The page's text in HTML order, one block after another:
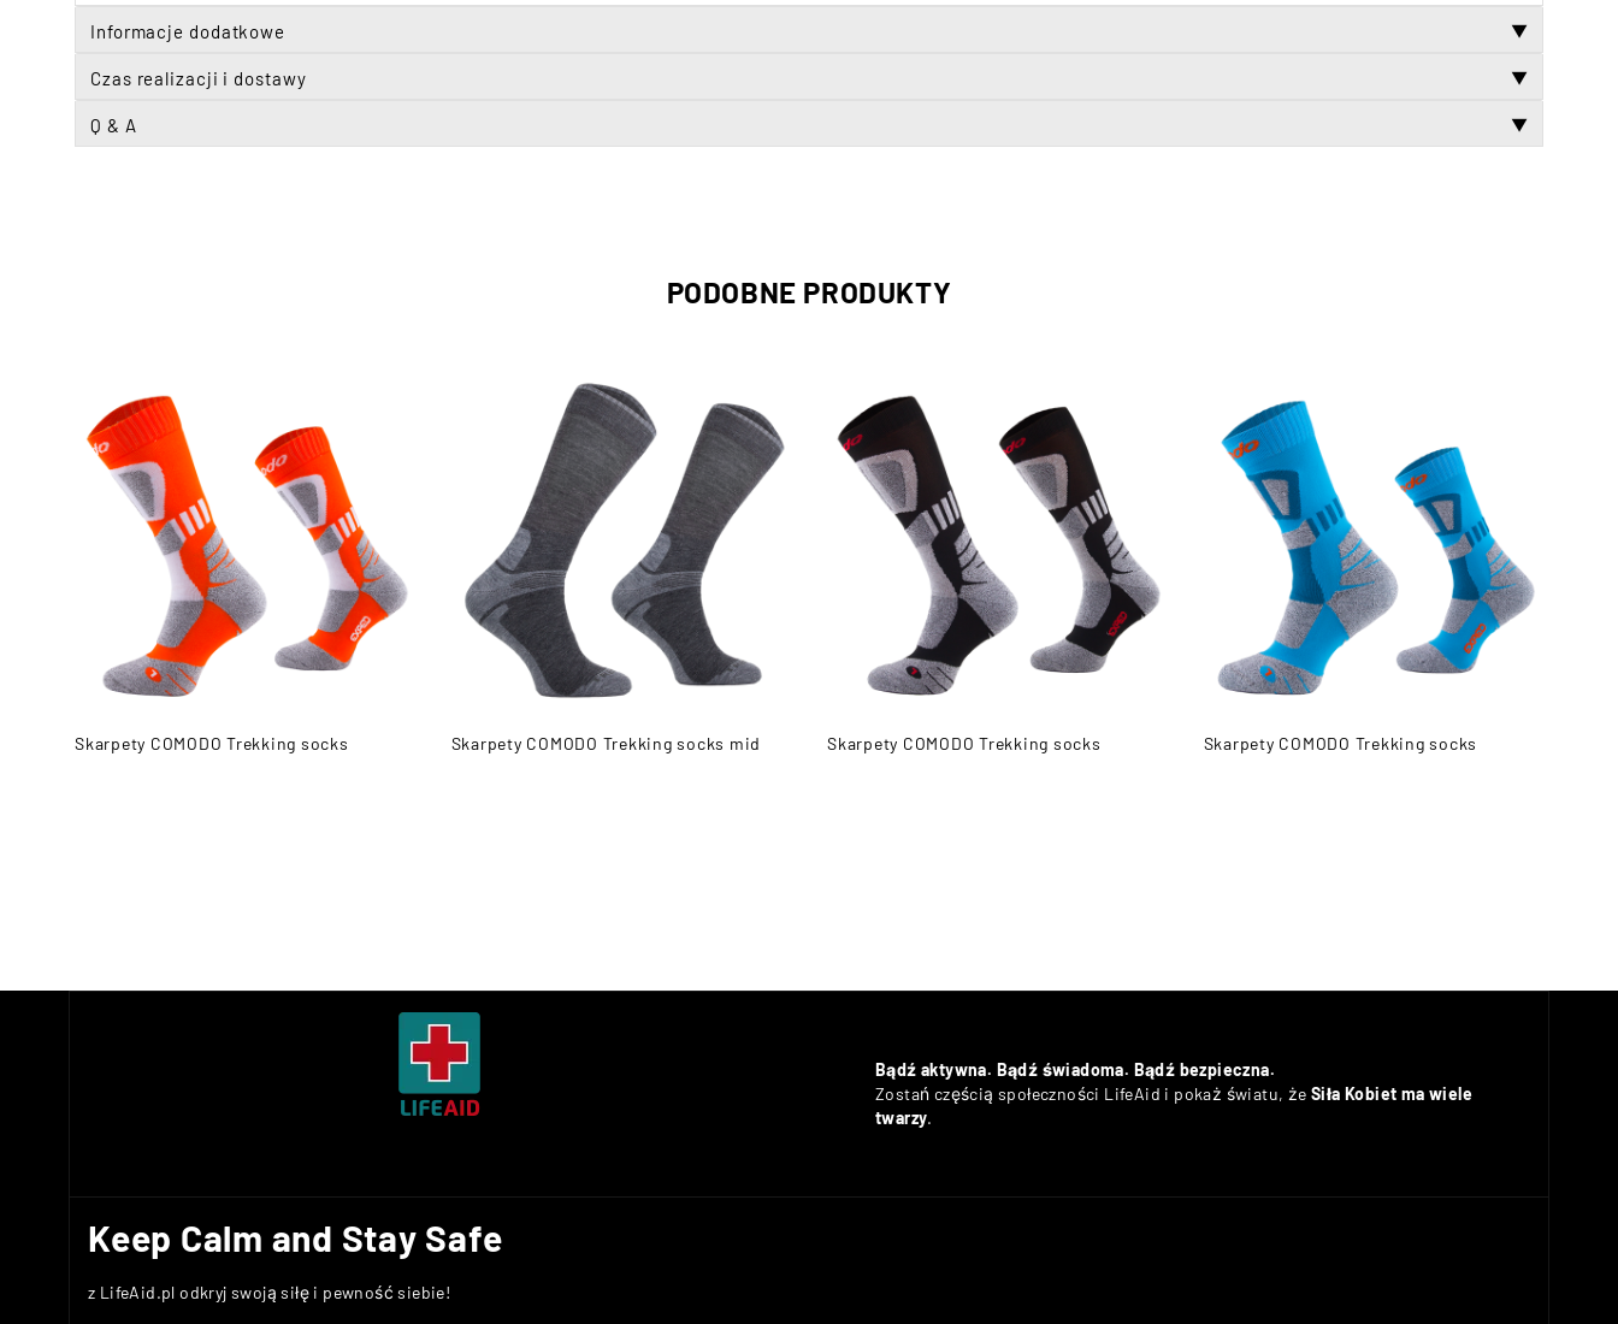
Informacje dodatkowe ▼
Czas realizacji i dostawy ▼
Q & A ▼
PODOBNE PRODUKTY
Skarpety COMODO Trekking socks Skarpety COMODO Trekking socks mid Skarpety COMODO Trekking socks Skarpety COMODO Trekking socks
Bądź aktywna. Bądź świadoma. Bądź bezpieczna.
Zostań częścią społeczności LifeAid i pokaż światu, że Siła Kobiet ma wiele
twarzy.
Keep Calm and Stay Safe
z LifeAid.pl odkryj swoją siłę i pewność siebie!